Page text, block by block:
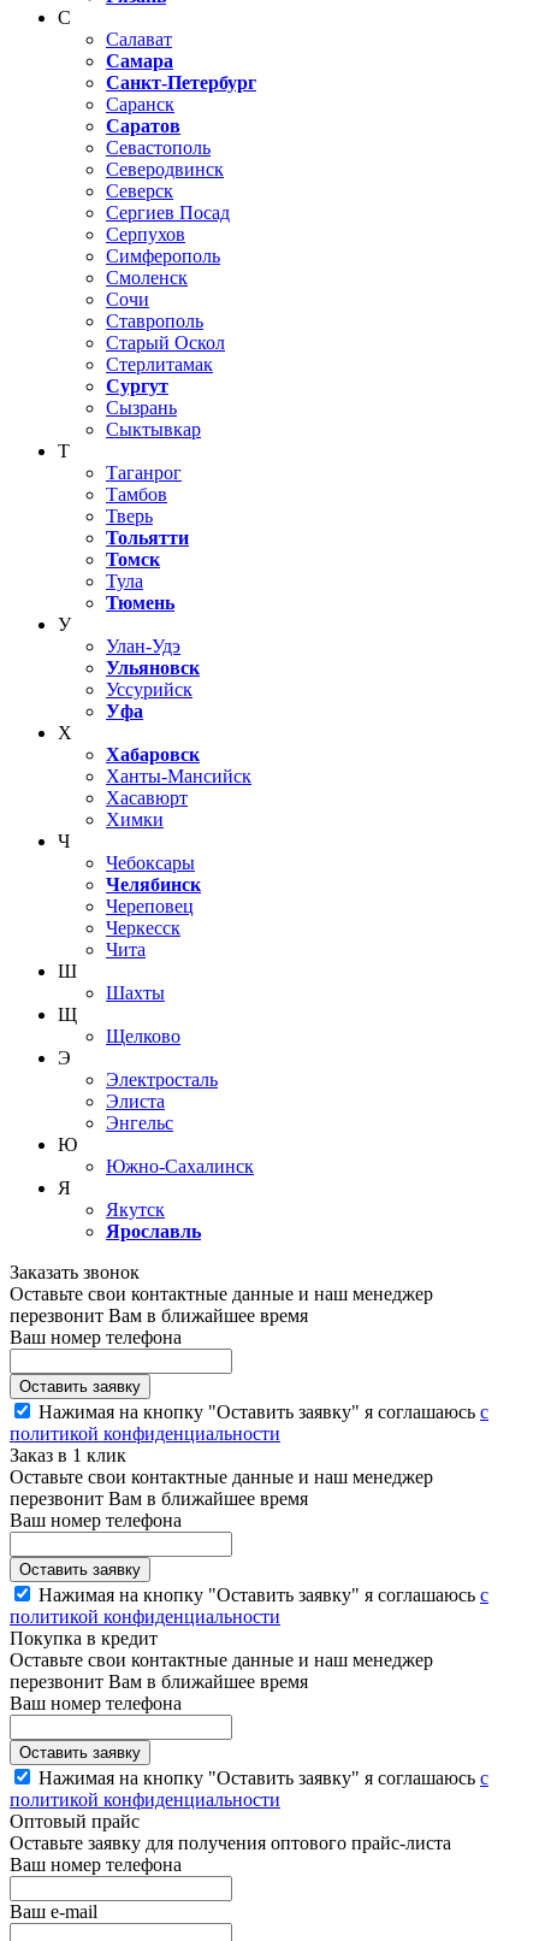
С
Салават
Самара
Санкт-Петербург
Саранск
Саратов
Севастополь
Северодвинск
Северск
Сергиев Посад
Серпухов
Симферополь
Смоленск
Сочи
Ставрополь
Старый Оскол
Стерлитамак
Сургут
Сызрань
Сыктывкар
Т
Таганрог
Тамбов
Тверь
Тольятти
Томск
Тула
Тюмень
У
Улан-Удэ
Ульяновск
Уссурийск
Уфа
Х
Хабаровск
Ханты-Мансийск
Хасавюрт
Химки
Ч
Чебоксары
Челябинск
Череповец
Черкесск
Чита
Ш
Шахты
Щ
Щелково
Э
Электросталь
Элиста
Энгельс
Ю
Южно-Сахалинск
Я
Якутск
Ярославль
Заказать звонок
Оставьте свои контактные данные и наш менеджер
перезвонит Вам в ближайшее время
Ваш номер телефона
Нажимая на кнопку "Оставить заявку" я соглашаюсь с
политикой конфиденциальности
Заказ в 1 клик
Оставьте свои контактные данные и наш менеджер
перезвонит Вам в ближайшее время
Ваш номер телефона
Нажимая на кнопку "Оставить заявку" я соглашаюсь с
политикой конфиденциальности
Покупка в кредит
Оставьте свои контактные данные и наш менеджер
перезвонит Вам в ближайшее время
Ваш номер телефона
Нажимая на кнопку "Оставить заявку" я соглашаюсь с
политикой конфиденциальности
Оптовый прайс
Оставьте заявку для получения оптового прайс-листа
Ваш номер телефона
Ваш e-mail